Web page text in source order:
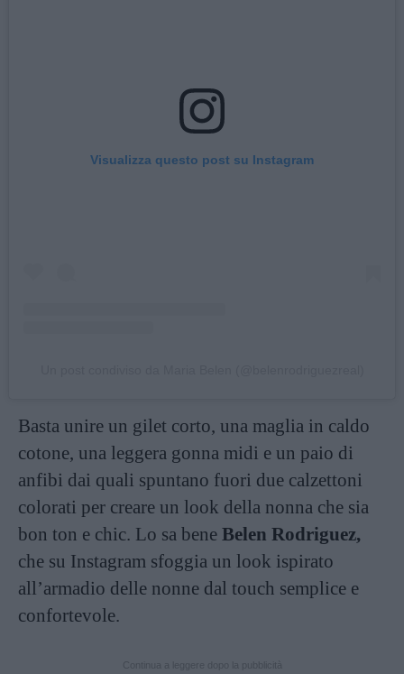
Visualizza questo post su Instagram
Basta unire un gilet corto, una maglia in caldo
cotone, una leggera gonna midi e un paio di
anfibi dai quali spuntano fuori due calzettoni
colorati per creare un look della nonna che sia
bon ton e chic. Lo sa bene Belen Rodriguez,
che su Instagram sfoggia un look ispirato
all’armadio delle nonne dal touch semplice e
confortevole.